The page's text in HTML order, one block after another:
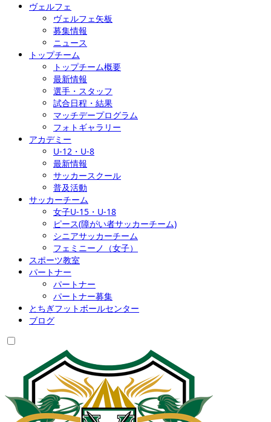
ヴェルフェ
ヴェルフェ矢板
募集情報
ニュース
トップチーム
トップチーム概要
最新情報
選手・スタッフ
試合日程・結果
マッチデープログラム
フォトギャラリー
アカデミー
U-12・U-8
最新情報
サッカースクール
普及活動
サッカーチーム
女子U-15・U-18
ピース(障がい者サッカーチーム)
シニアサッカーチーム
フェミニーノ（女子）
スポーツ教室
パートナー
パートナー
パートナー募集
とちぎフットボールセンター
ブログ